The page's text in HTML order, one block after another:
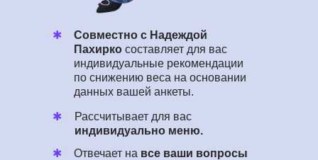
Совместно с Надеждой
Пахирко составляет для вас
индивидуальные рекомендации
по снижению веса на основании
данных вашей анкеты.
Рассчитывает для вас
индивидуально меню.
Отвечает на все ваши вопросы
✱
✱
✱